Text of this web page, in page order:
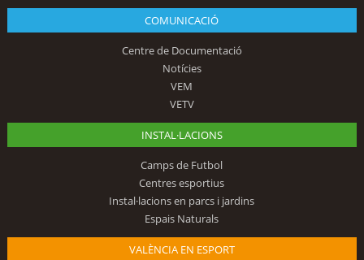
COMUNICACIÓ
Centre de Documentació
Notícies
VEM
VETV
INSTAL·LACIONS
Camps de Futbol
Centres esportius
Instal·lacions en parcs i jardins
Espais Naturals
VALÈNCIA EN ESPORT